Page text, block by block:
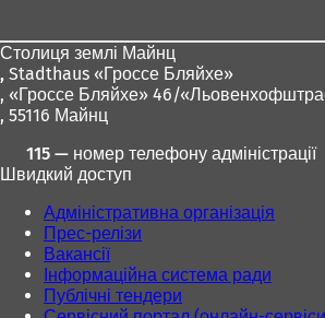
Столиця землі Майнц
, Stadthaus «Гроссе Бляйхе»
, «Гроссе Бляйхе» 46/
, 55116 Майнц
115 — номер телефону адміністрації
Швидкий доступ
Адміністративна організація
Прес-релізи
Вакансії
Інформаційна система ради
Публічні тендери